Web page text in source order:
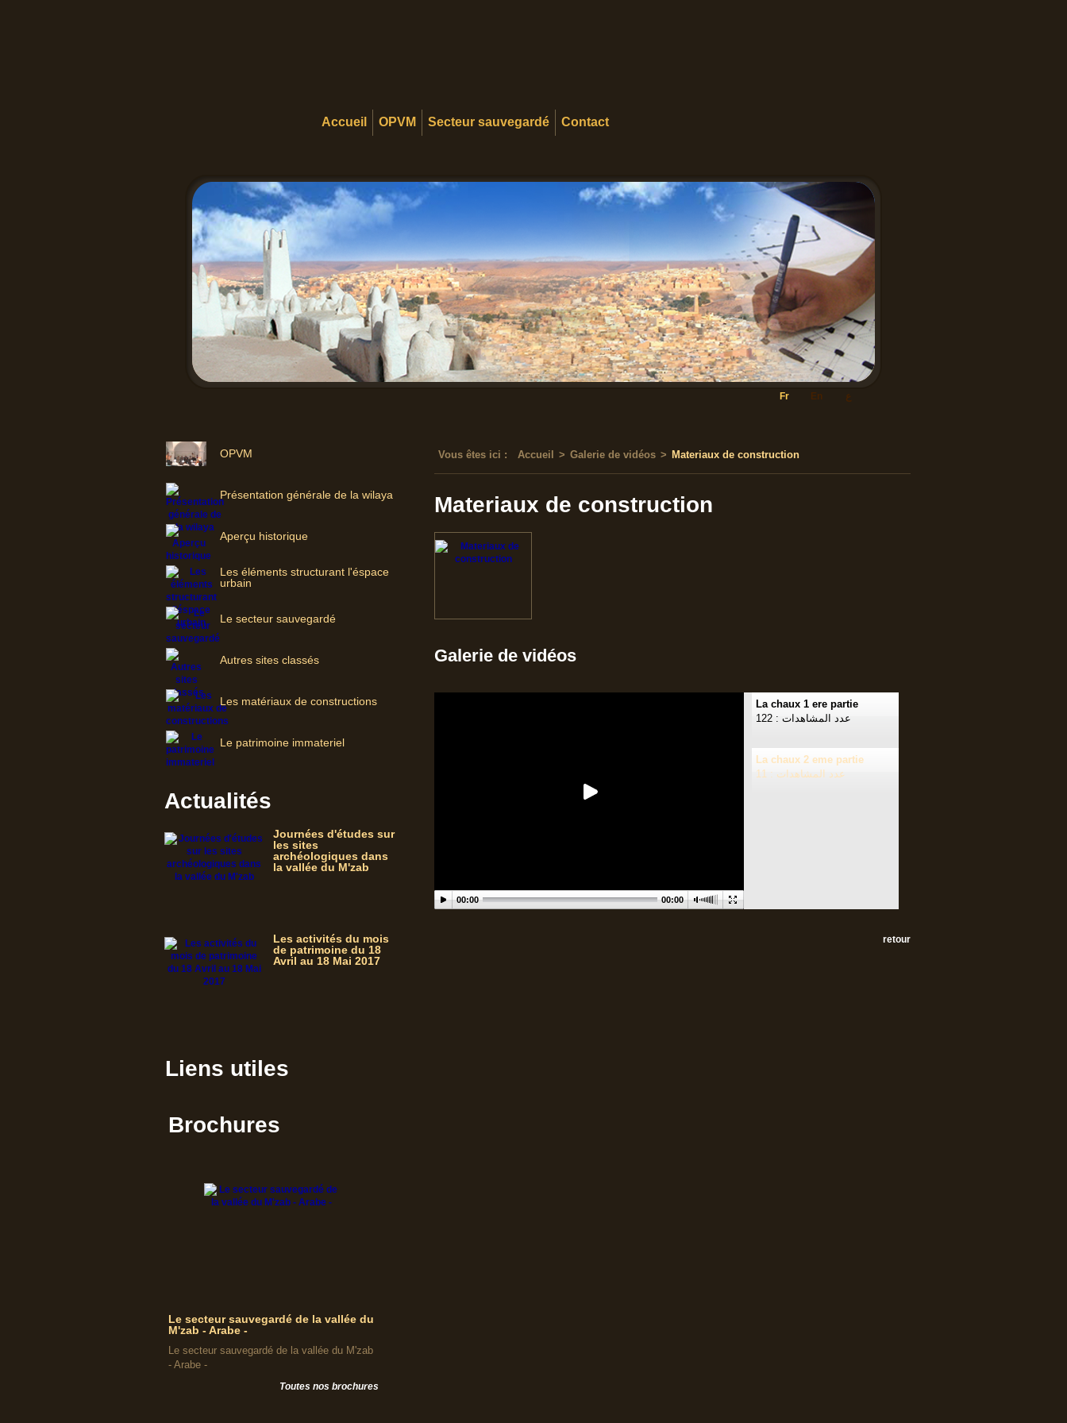
Accueil OPVM Secteur sauvegardé Contact
Fr En ع
OPVM
Présentation générale de la wilaya
Aperçu historique
Les éléments structurant l'éspace
urbain
Le secteur sauvegardé
Autres sites classés
Les matériaux de constructions
Le patrimoine immateriel
Actualités
Journées d'études sur
les sites
archéologiques dans
la vallée du M'zab
Les activités du mois
de patrimoine du 18
Avril au 18 Mai 2017
Liens utiles
Brochures
Le secteur sauvegardé de la vallée du
M'zab - Arabe -
Le secteur sauvegardé de la vallée du M'zab
- Arabe -
Toutes nos brochures
Vous êtes ici : Accueil > Galerie de vidéos > Materiaux de construction
Materiaux de construction
Galerie de vidéos
La chaux 1 ere partie
عدد المشاهدات : 122
La chaux 2 eme partie
عدد المشاهدات : 11
00:00 00:00
retour